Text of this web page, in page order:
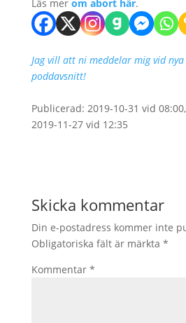
Läs merom abort här.
Jag vill att ni meddelar mig vid
poddavsnitt!
Publicerad: 2019-10-31 vid
2019-11-27 vid 12:35
Skicka kommentar
Din e-postadress kommer inte
Obligatoriska fält är märkta *
Kommentar *